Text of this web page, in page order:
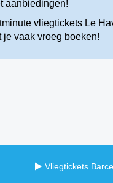
aanbiedingen!
vliegtickets Le
vaak vroeg boeken!
Vliegtickets